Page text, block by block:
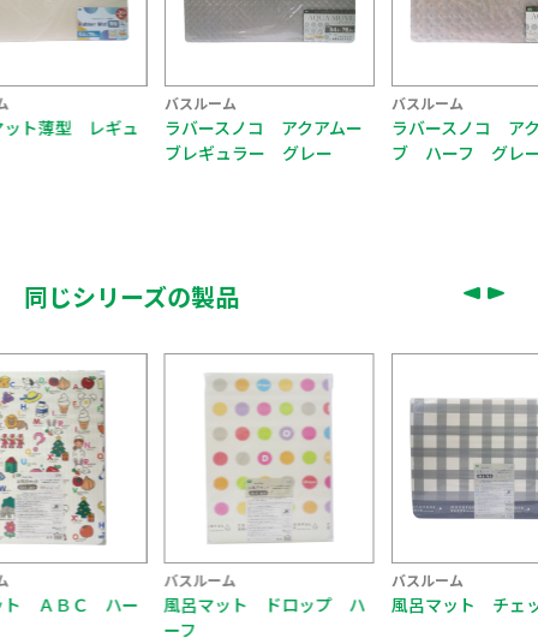
ット薄型 レギュ
バスルーム
ラバースノコ アクアムー
ブレギュラー グレー
バスルーム
ラバースノコ ア
ブ ハーフ グレ
同じシリーズの製品
ト ＡＢＣ ハー
バスルーム
風呂マット ドロップ ハ
ーフ
バスルーム
風呂マット チェ